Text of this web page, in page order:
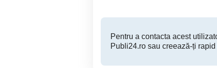
Pentru a contacta acest
Publi24.ro sau creează-ți